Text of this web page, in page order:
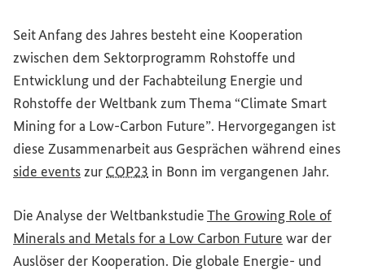
Seit Anfang des Jahres besteht eine Kooperation
zwischen dem Sektorprogramm Rohstoffe und
Entwicklung und der Fachabteilung Energie und
Rohstoffe der Weltbank zum Thema “Climate Smart
Mining for a Low-Carbon Future”. Hervorgegangen ist
diese Zusammenarbeit aus Gesprächen während eines
side events(Externer Link)
zur COP23 in Bonn im vergangenen Jahr.
Die Analyse der WeltbankstudieThe Growing Role of
Mineralsand Metalsfora Low Carbon Future (Externer
war der
Auslöser der Kooperation. Die globale Energie- und